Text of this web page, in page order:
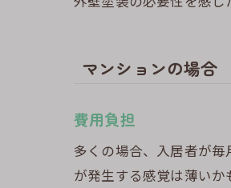
マンションの場合
費用負担
多くの場合、入居者が
が発生する感覚は薄いか